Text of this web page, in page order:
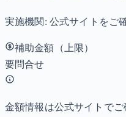
実施機関: 公式サイトをご
補助金額（上限）
要問合せ
金額情報は公式サイトで